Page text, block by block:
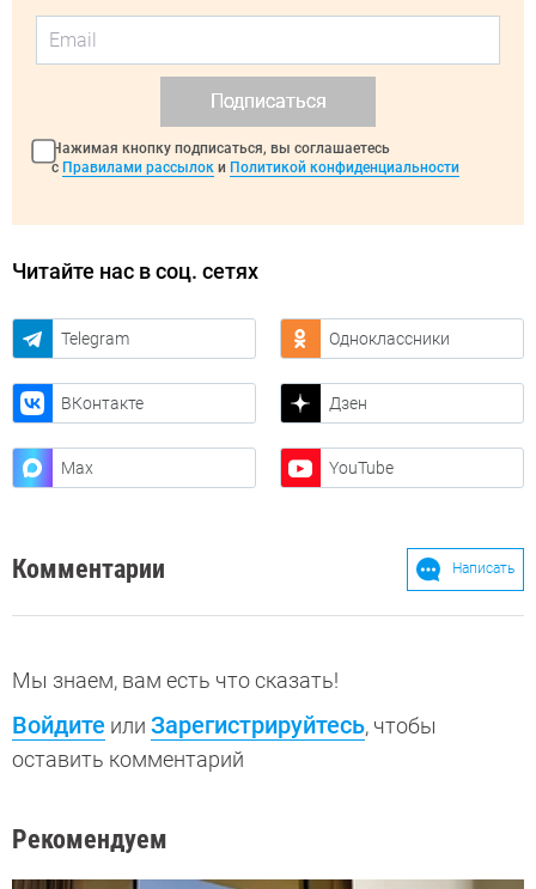
Подписаться
Нажимая кнопку подписаться, вы соглашаетесь
с Правилами рассылок и Политикой конфиденциальности
Читайте нас в соц. сетях
Telegram Одноклассники
ВКонтакте Дзен
Max YouTube
Комментарии Написать
Мы знаем, вам есть что сказать!
Войдите или Зарегистрируйтесь, чтобы
оставить комментарий
Рекомендуем